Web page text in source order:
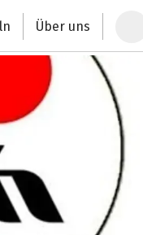
Über uns